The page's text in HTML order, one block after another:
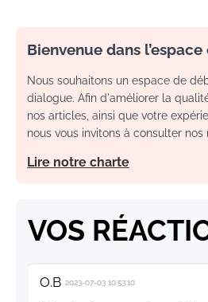
Bienvenue dans
Nous souhaitons un espace de
dialogue. Afin d'améliorer la
nos articles, ainsi que votre
nous vous invitons à consulter nos
Lire notre charte
VOS
O.B 2023-07-03 10:53:10